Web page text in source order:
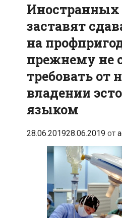
Иностранных
заставят
на
прежнему не
требовать от
владении
языком
28.06.201928.06.2019 от